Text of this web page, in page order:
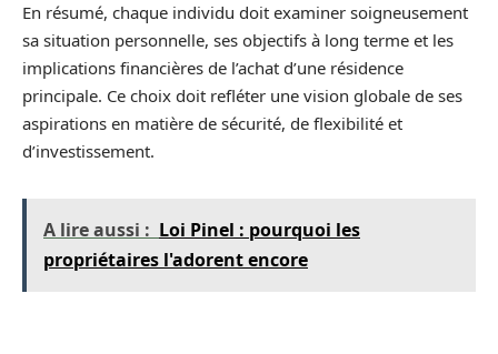
En résumé, chaque individu doit examiner soigneusement
sa situation personnelle, ses objectifs à long terme et les
implications financières de l’achat d’une résidence
principale. Ce choix doit refléter une vision globale de ses
aspirations en matière de sécurité, de flexibilité et
d’investissement.
A lire aussi : Loi Pinel : pourquoi les
propriétaires l'adorent encore